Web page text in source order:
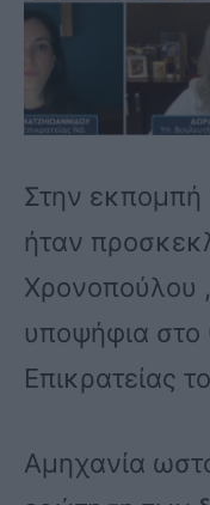
Στην εκπομπή
ήταν
Χρονοπούλου ,
υποψήφια στο
Επικρατείας
Αμηχανία